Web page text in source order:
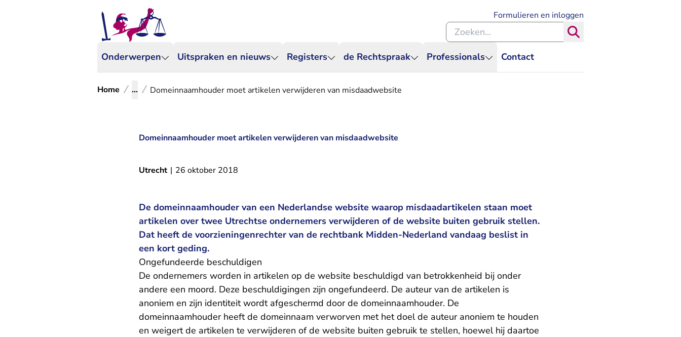
Onderwerpen Uitspraken en nieuws Registers de Rechtspraak Professionals Contact
Formulieren en inloggen
Zoeken binnen de Rechtspraak
Home ... Domeinnaamhouder moet artikelen verwijderen van misdaadwebsite
Domeinnaamhouder moet artikelen verwijderen van misdaadwebsite
Utrecht | 26 oktober 2018
De domeinnaamhouder van een Nederlandse website waarop misdaadartikelen staan moet
artikelen over twee Utrechtse ondernemers verwijderen of de website buiten gebruik stellen.
Dat heeft de voorzieningenrechter van de rechtbank Midden-Nederland vandaag beslist in
een kort geding.
Ongefundeerde beschuldigen
De ondernemers worden in artikelen op de website beschuldigd van betrokkenheid bij onder
andere een moord. Deze beschuldigingen zijn ongefundeerd. De auteur van de artikelen is
anoniem en zijn identiteit wordt afgeschermd door de domeinnaamhouder. De
domeinnaamhouder heeft de domeinnaam verworven met het doel de auteur anoniem te houden
en weigert de artikelen te verwijderen of de website buiten gebruik te stellen, hoewel hij daartoe